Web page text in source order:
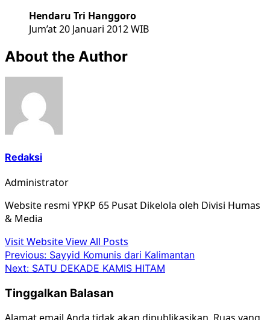
Hendaru Tri Hanggoro
Jum’at 20 Januari 2012 WIB
About the Author
Redaksi
Administrator
Website resmi YPKP 65 Pusat Dikelola oleh Divisi Humas
& Media
Visit WebsiteView All Posts
Post
navigation
Previous: Sayyid Komunis dari Kalimantan
Next: SATU DEKADE KAMIS HITAM
Tinggalkan Balasan